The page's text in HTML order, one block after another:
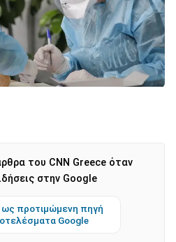
του CNN Greece όταν
στην Google
προτιμώμενη πηγή
Google